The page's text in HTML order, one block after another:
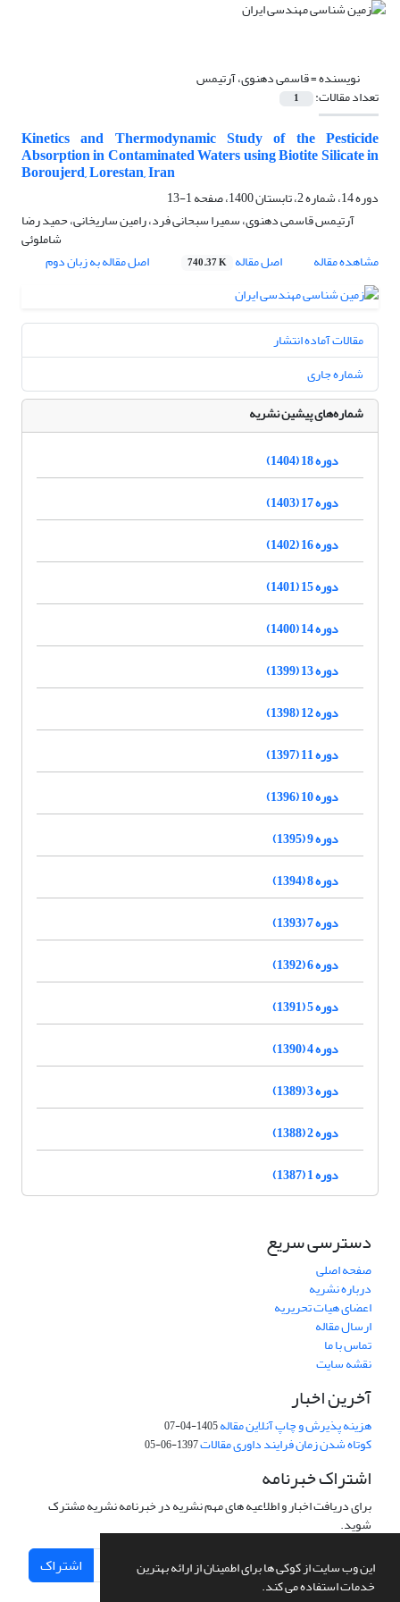
این وب سایت از کوکی ها برای اطمینان از ارائه بهترین
خدمات استفاده می کند.
نویسنده =قاسمی دهنوی، آرتیمس
تعداد مقالات: 1
Kinetics and Thermodynamic Study of the Pesticide
Absorption in Contaminated Waters using Biotite Silicate in
Boroujerd, Lorestan, Iran
دوره 14، شماره 2، تابستان 1400، صفحه
1-13
آرتیمس قاسمی دهنوی، سمیرا سبحانی فرد، رامین ساریخانی، حمید رضا
شاملوئی
مشاهده مقاله
اصل مقاله 740.37 K اصل مقاله به زبان دوم
مقالات آماده انتشار
شماره جاری
شماره‌های پیشین نشریه
دوره 18 (1404)
دوره 17 (1403)
دوره 16 (1402)
دوره 15 (1401)
دوره 14 (1400)
دوره 13 (1399)
دوره 12 (1398)
دوره 11 (1397)
دوره 10 (1396)
دوره 9 (1395)
دوره 8 (1394)
دوره 7 (1393)
دوره 6 (1392)
دوره 5 (1391)
دوره 4 (1390)
دوره 3 (1389)
دوره 2 (1388)
دوره 1 (1387)
دسترسی سریع
صفحه اصلی
درباره نشریه
اعضای هیات تحریریه
ارسال مقاله
تماس با ما
نقشه سایت
آخرین اخبار
هزینه پذیرش و چاپ آنلاین مقاله1405-04-07
کوتاه شدن زمان فرایند داوری مقالات1397-06-05
اشتراک خبرنامه
برای دریافت اخبار و اطلاعیه های مهم نشریه در خبرنامه نشریه مشترک
شوید.
اشتراک